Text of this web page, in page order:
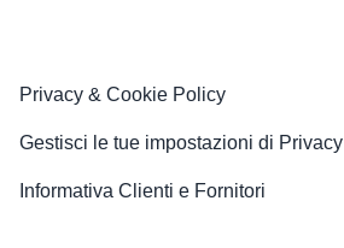
Privacy & Cookie Policy
Gestisci le tue impostazioni di Privacy
Informativa Clienti e Fornitori